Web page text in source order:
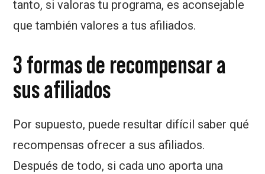
tanto, si valoras tu programa, es aconsejable
que también valores a tus afiliados.
3 formas de recompensar a
sus afiliados
Por supuesto, puede resultar difícil saber qué
recompensas ofrecer a sus afiliados.
Después de todo, si cada uno aporta una